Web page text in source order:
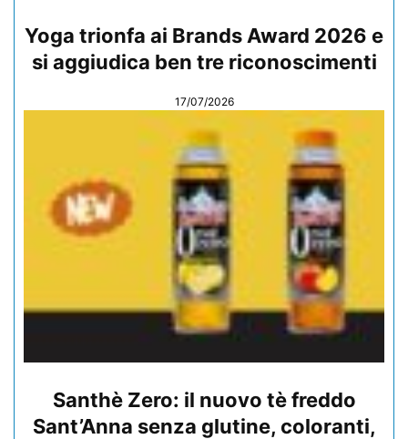
Yoga trionfa ai Brands Award 2026 e
si aggiudica ben tre riconoscimenti
17/07/2026
Santhè Zero: il nuovo tè freddo
Sant’Anna senza glutine, coloranti,